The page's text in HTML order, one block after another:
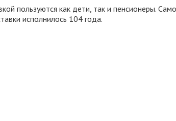
пользуются как дети, так и пенсионеры.
исполнилось 104 года.